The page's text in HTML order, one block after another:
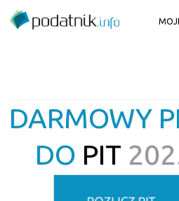
DARMOWY
DO PIT